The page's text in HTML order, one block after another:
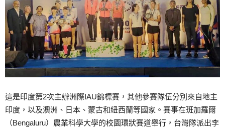
這是印度第2次主辦洲際IAU錦標賽，其他參賽隊伍分別來自地主
印度，以及澳洲、日本、蒙古和紐西蘭等國家。賽事在班加羅爾
（Bengaluru）農業科學大學的校園環狀賽道舉行，台灣隊派出李